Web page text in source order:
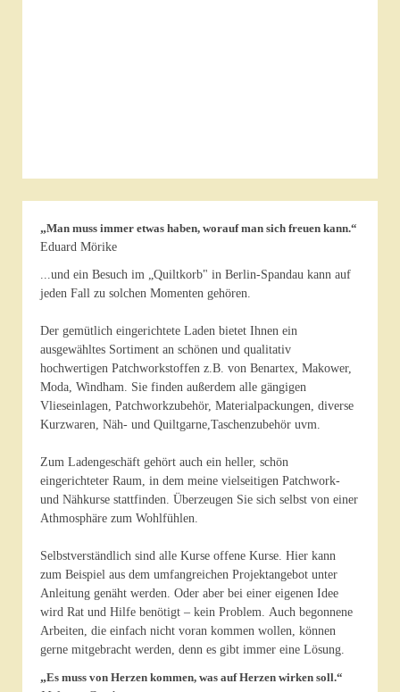
„Man muss immer etwas haben, worauf man sich freuen kann.“
Eduard Mörike
...und ein Besuch im „Quiltkorb" in Berlin-Spandau kann auf
jeden Fall zu solchen Momenten gehören.
Der gemütlich eingerichtete Laden bietet Ihnen ein
ausgewähltes Sortiment an schönen und qualitativ
hochwertigen Patchworkstoffen z.B. von Benartex, Makower,
Moda, Windham. Sie finden außerdem alle gängigen
Vlieseinlagen, Patchworkzubehör, Materialpackungen, diverse
Kurzwaren, Näh- und Quiltgarne,Taschenzubehör uvm.
Zum Ladengeschäft gehört auch ein heller, schön
eingerichteter Raum, in dem meine vielseitigen Patchwork-
und Nähkurse stattfinden. Überzeugen Sie sich selbst von einer
Athmosphäre zum Wohlfühlen.
Selbstverständlich sind alle Kurse offene Kurse. Hier kann
zum Beispiel aus dem umfangreichen Projektangebot unter
Anleitung genäht werden. Oder aber bei einer eigenen Idee
wird Rat und Hilfe benötigt – kein Problem. Auch begonnene
Arbeiten, die einfach nicht voran kommen wollen, können
gerne mitgebracht werden, denn es gibt immer eine Lösung.
„Es muss von Herzen kommen, was auf Herzen wirken soll.“